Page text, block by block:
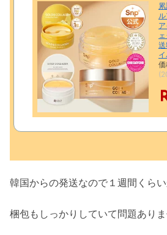
韓国からの発送なので１週間くらい
梱包もしっかりしていて問題ありま